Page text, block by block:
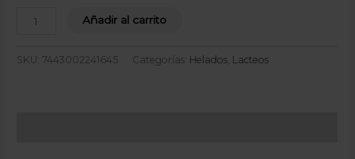
Añadir al carrito
SKU:7443002241645 Categorías: Helados Lacteos